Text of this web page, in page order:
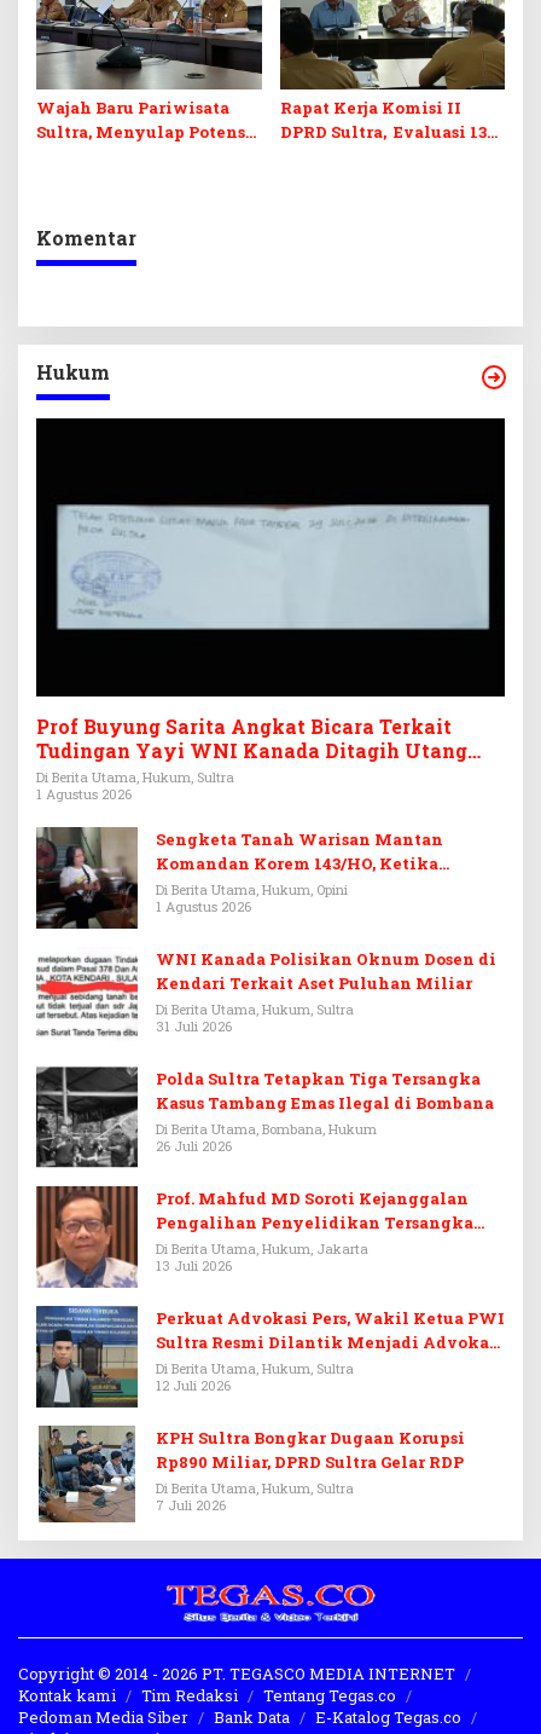
Wajah Baru Pariwisata
Sultra, Menyulap Potensi
Rapat Kerja Komisi II
DPRD Sultra, Evaluasi 13
Komentar
Hukum
Prof Buyung Sarita Angkat Bicara Terkait
Tudingan Yayi WNI Kanada Ditagih Utang
Rp3,6 Miliar
Di Berita Utama, Hukum, Sultra
1 Agustus 2026
Sengketa Tanah Warisan Mantan
Komandan Korem 143/HO, Ketika
Warisan Menjadi Arena Pemerasan
Di Berita Utama, Hukum, Opini
1 Agustus 2026
WNI Kanada Polisikan Oknum Dosen di
Kendari Terkait Aset Puluhan Miliar
Di Berita Utama, Hukum, Sultra
31 Juli 2026
Polda Sultra Tetapkan Tiga Tersangka
Kasus Tambang Emas Ilegal di Bombana
Di Berita Utama, Bombana, Hukum
26 Juli 2026
Prof. Mahfud MD Soroti Kejanggalan
Pengalihan Penyelidikan Tersangka
Febrie Adriansyah
Di Berita Utama, Hukum, Jakarta
13 Juli 2026
Perkuat Advokasi Pers, Wakil Ketua PWI
Sultra Resmi Dilantik Menjadi Advokat
PERADI
Di Berita Utama, Hukum, Sultra
12 Juli 2026
KPH Sultra Bongkar Dugaan Korupsi
Rp890 Miliar, DPRD Sultra Gelar RDP
Di Berita Utama, Hukum, Sultra
7 Juli 2026
Copyright © 2014 - 2026 PT. TEGASCO MEDIA INTERNET
Kontak kami
Tim Redaksi
Tentang Tegas.co
Pedoman Media Siber
Bank Data
E-Katalog Tegas.co